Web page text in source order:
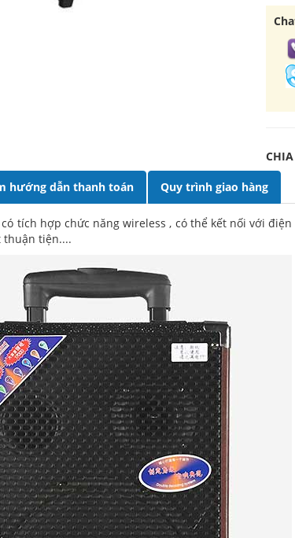
CHIA
hướng dẫn thanh toán Quy trình giao hàng
tích hợp chức năng wireless , có thể kết nối với
thuận tiện....